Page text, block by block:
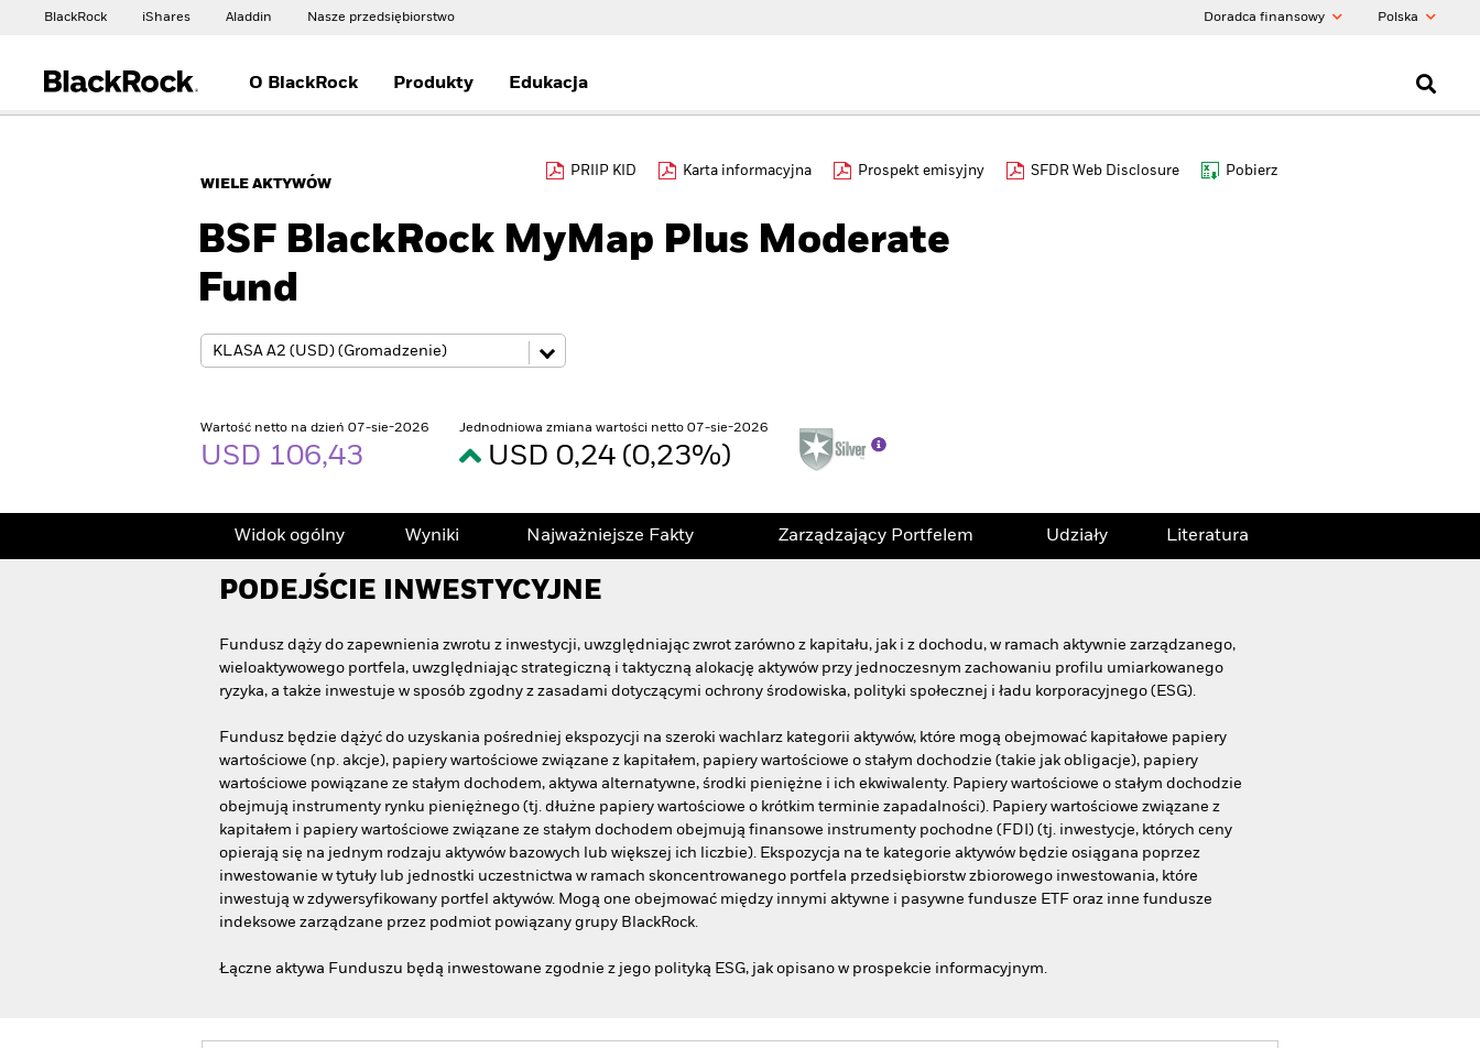
BlackRock iShares Aladdin Nasze przedsiębiorstwo Doradca finansowy Polska
O BlackRock Produkty Edukacja
WIELE AKTYWÓW
PRIIP KID Karta informacyjna Prospekt emisyjny SFDR Web Disclosure Pobierz
BSF BlackRock MyMap Plus Moderate
Fund
Wartość netto na dzień 07-sie-2026
USD 106,43
Jednodniowa zmiana wartości netto 07-sie-2026
USD 0,24 (0,23%)
Widok ogólny Wyniki Najważniejsze Fakty Zarządzający Portfelem Udziały Literatura
PODEJŚCIE INWESTYCYJNE
Fundusz dąży do zapewnienia zwrotu z inwestycji, uwzględniając zwrot zarówno z kapitału, jak i z dochodu, w ramach aktywnie zarządzanego,
wieloaktywowego portfela, uwzględniając strategiczną i taktyczną alokację aktywów przy jednoczesnym zachowaniu profilu umiarkowanego
ryzyka, a także inwestuje w sposób zgodny z zasadami dotyczącymi ochrony środowiska, polityki społecznej i ładu korporacyjnego (ESG).
Fundusz będzie dążyć do uzyskania pośredniej ekspozycji na szeroki wachlarz kategorii aktywów, które mogą obejmować kapitałowe papiery
wartościowe (np. akcje), papiery wartościowe związane z kapitałem, papiery wartościowe o stałym dochodzie (takie jak obligacje), papiery
wartościowe powiązane ze stałym dochodem, aktywa alternatywne, środki pieniężne i ich ekwiwalenty. Papiery wartościowe o stałym dochodzie
obejmują instrumenty rynku pieniężnego (tj. dłużne papiery wartościowe o krótkim terminie zapadalności). Papiery wartościowe związane z
kapitałem i papiery wartościowe związane ze stałym dochodem obejmują finansowe instrumenty pochodne (FDI) (tj. inwestycje, których ceny
opierają się na jednym rodzaju aktywów bazowych lub większej ich liczbie). Ekspozycja na te kategorie aktywów będzie osiągana poprzez
inwestowanie w tytuły lub jednostki uczestnictwa w ramach skoncentrowanego portfela przedsiębiorstw zbiorowego inwestowania, które
inwestują w zdywersyfikowany portfel aktywów. Mogą one obejmować między innymi aktywne i pasywne fundusze ETF oraz inne fundusze
indeksowe zarządzane przez podmiot powiązany grupy BlackRock.
Łączne aktywa Funduszu będą inwestowane zgodnie z jego polityką ESG, jak opisano w prospekcie informacyjnym.